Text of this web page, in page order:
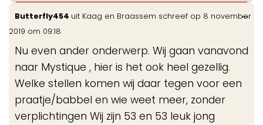
Butterfly454 uit Kaag en Braassem schreef op 8 november
2019 om 09:18
Nu even ander onderwerp. Wij gaan vanavond
naar Mystique , hier is het ook heel gezellig.
Welke stellen komen wij daar tegen voor een
praatje/babbel en wie weet meer, zonder
verplichtingen Wij zijn 53 en 53 leuk jong
...